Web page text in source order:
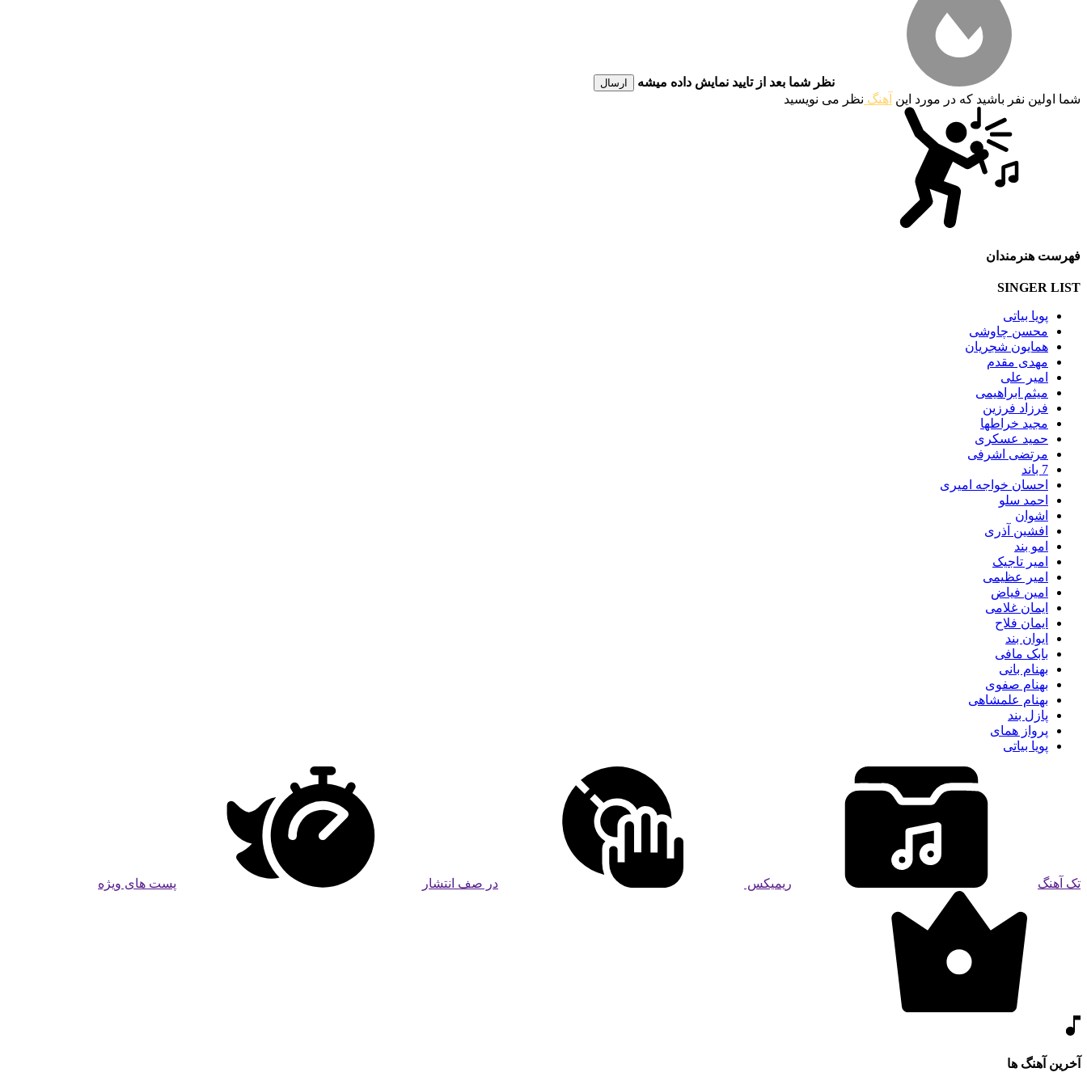
نظر شما بعد از تایید نمایش داده میشه ارسال
شما اولین نفر باشید که در مورد این آهنگ نظر می نویسید
فهرست هنرمندان
SINGER LIST
پویا بیاتی
محسن چاوشی
همایون شجریان
مهدی مقدم
امیر علی
میثم ابراهیمی
فرزاد فرزین
مجید خراطها
حمید عسکری
مرتضی اشرفی
7 باند
احسان خواجه امیری
احمد سلو
اشوان
افشین آذری
امو بند
امیر تاجیک
امیر عظیمی
امین فیاض
ایمان غلامی
ایمان فلاح
ایوان بند
بابک مافی
بهنام بانی
بهنام صفوی
بهنام علمشاهی
پازل بند
پرواز همای
پویا بیاتی
تک آهنگ ریمیکس در صف انتشار پست های ویژه
آخرین آهنگ ها